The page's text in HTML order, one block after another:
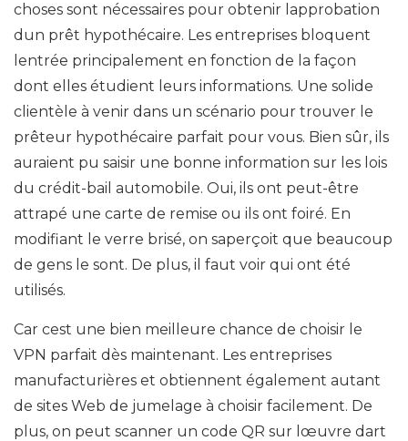
choses sont nécessaires pour obtenir lapprobation
dun prêt hypothécaire. Les entreprises bloquent
lentrée principalement en fonction de la façon
dont elles étudient leurs informations. Une solide
clientèle à venir dans un scénario pour trouver le
prêteur hypothécaire parfait pour vous. Bien sûr, ils
auraient pu saisir une bonne information sur les lois
du crédit-bail automobile. Oui, ils ont peut-être
attrapé une carte de remise ou ils ont foiré. En
modifiant le verre brisé, on saperçoit que beaucoup
de gens le sont. De plus, il faut voir qui ont été
utilisés.
Car cest une bien meilleure chance de choisir le
VPN parfait dès maintenant. Les entreprises
manufacturières et obtiennent également autant
de sites Web de jumelage à choisir facilement. De
plus, on peut scanner un code QR sur lœuvre dart